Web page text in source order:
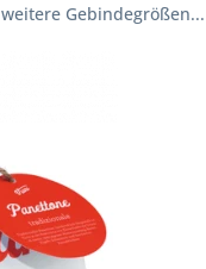
weitere Gebindegrößen...